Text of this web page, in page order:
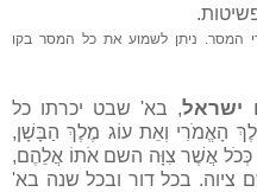
המסר. ניתן לשמוע את כל המסר בקו
ישראל, בא' שבט יכרתו כל
הָאֱמֹרִי וְאֵת עוֹג מֶלֶךְ הַבָּשָׁן,
אֲשֶׁר צִוָּה השם אֹתוֹ אֲלֵהֶם,
בכל דור ובכל שנה בא'